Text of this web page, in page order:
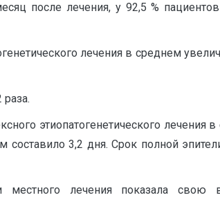
после лечения, у 92,5 %
лечения в среднем
этиопатогенетического лечения
3,2 дня. Срок полной
местного лечения показала свою